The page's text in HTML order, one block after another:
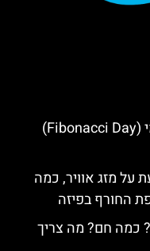
23.11 – יום פיבונאצ’י הבינלאומי (Fibonacci Day)
על מזג אוויר, כמה
החורף בפיזה
כמה חם? מה צריך